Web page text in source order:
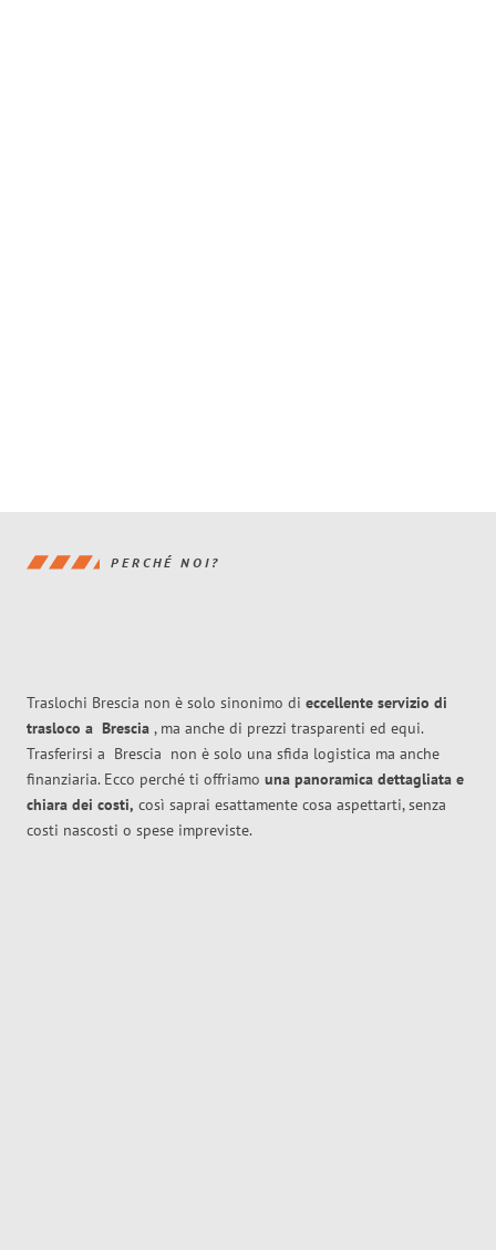
PERCHÉ NOI?
Traslochi Brescia non è solo sinonimo di eccellente servizio di
trasloco a Brescia , ma anche di prezzi trasparenti ed equi.
Trasferirsi a Brescia non è solo una sfida logistica ma anche
finanziaria. Ecco perché ti offriamo una panoramica dettagliata e
chiara dei costi, così saprai esattamente cosa aspettarti, senza
costi nascosti o spese impreviste.